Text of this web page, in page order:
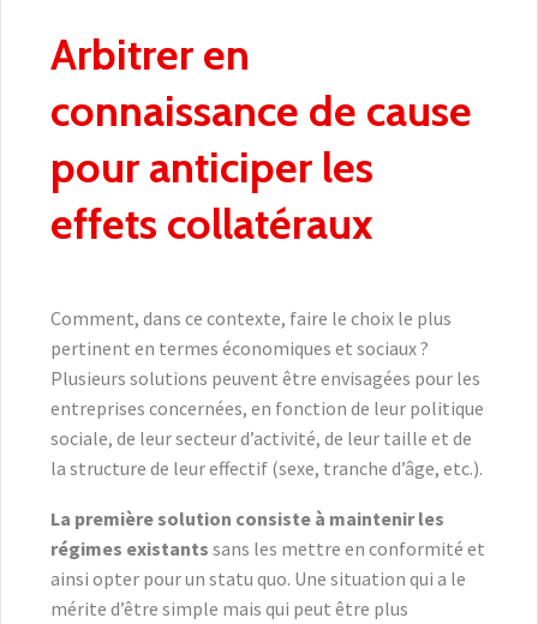
Arbitrer en
connaissance de cause
pour anticiper les
effets collatéraux
Comment, dans ce contexte, faire le choix le plus
pertinent en termes économiques et sociaux ?
Plusieurs solutions peuvent être envisagées pour les
entreprises concernées, en fonction de leur politique
sociale, de leur secteur d’activité, de leur taille et de
la structure de leur effectif (sexe, tranche d’âge, etc.).
La première solution consiste à maintenir les
régimes existants sans les mettre en conformité et
ainsi opter pour un statu quo. Une situation qui a le
mérite d’être simple mais qui peut être plus